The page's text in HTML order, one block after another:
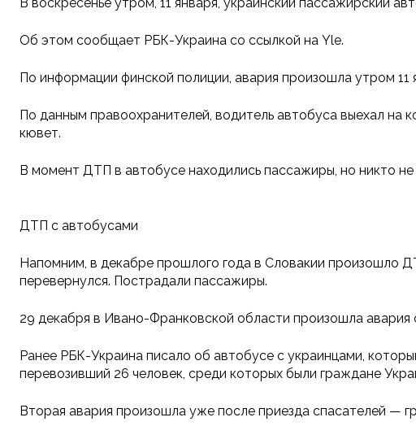
Об этом сообщает РБК-Украина со ссылкой на Yle.
По информации финской полиции, авария произошла утром
По данным правоохранителей, водитель автобуса выехал на
кювет.
В момент ДТП в автобусе находились пассажиры, но никто
ДТП с автобусами
Напомним, в декабре прошлого года в Словакии произошло
перевернулся. Пострадали пассажиры.
29 декабря в Ивано-Франковской области произошла
Ранее РБК-Украина писало об автобусе с украинцами,
перевозивший 26 человек, среди которых были граждане
Вторая авария произошла уже после приезда спасателей —